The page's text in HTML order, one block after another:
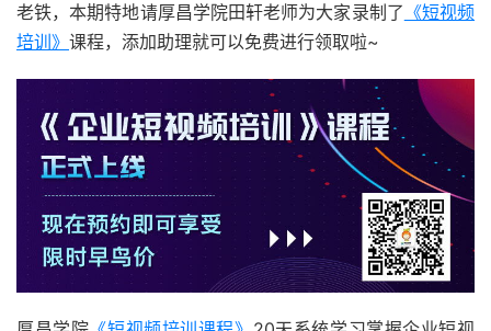
老铁，本期特地请厚昌学院田轩老师为大家录制了 《短视频
培训》 课程，添加助理就可以免费进行领取啦~